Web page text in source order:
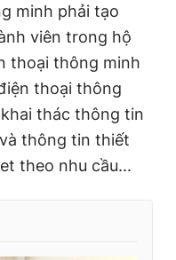
minh phải tạo
viên trong hộ
thoại thông minh
thoại thông
thác thông tin
thông tin thiết
theo nhu cầu...